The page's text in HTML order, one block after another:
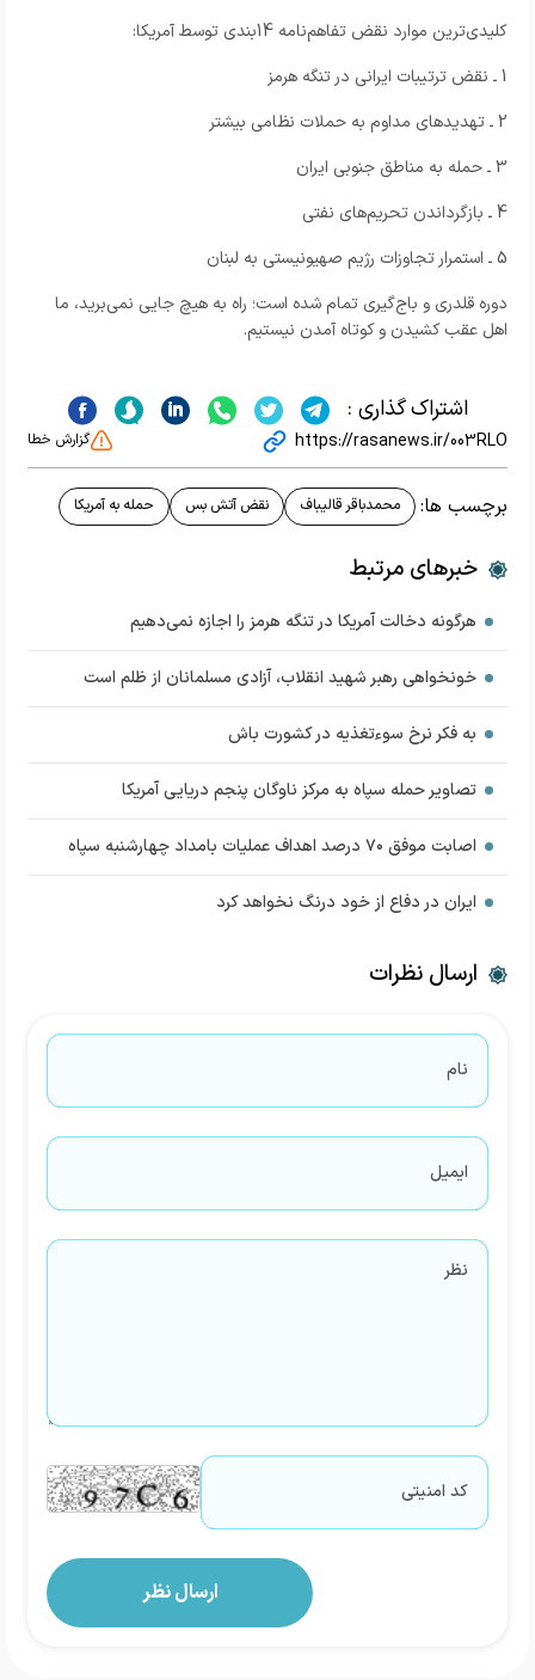
کلیدی‌ترین موارد نقض تفاهم‌نامه 14بندی توسط آمریکا:
1 ـ نقض ترتیبات ایرانی در تنگه هرمز
2 ـ تهدیدهای مداوم به حملات نظامی بیشتر
3 ـ حمله به مناطق جنوبی ایران
4 ـ بازگرداندن تحریم‌های نفتی
5 ـ استمرار تجاوزات رژیم صهیونیستی به لبنان
دوره قلدری و باج‌گیری تمام شده است؛ راه به هیچ جایی نمی‌برید، ما
اهل عقب کشیدن و کوتاه آمدن نیستیم.
اشتراک گذاری :
https://rasanews.ir/003RLO گزارش خطا
برچسب ها: محمدباقر قالیباف نقض آتش بس حمله به آمریکا
خبرهای مرتبط
هرگونه دخالت آمریکا در تنگه هرمز را اجازه نمی‌دهیم
خونخواهی رهبر شهید انقلاب، آزادی مسلمانان از ظلم است
به فکر نرخ سوءتغذیه در کشورت باش
تصاویر حمله سپاه به مرکز ناوگان پنجم دریایی آمریکا
اصابت موفق ۷۰ درصد اهداف عملیات بامداد چهارشنبه سپاه
ایران در دفاع از خود درنگ نخواهد کرد
ارسال نظرات